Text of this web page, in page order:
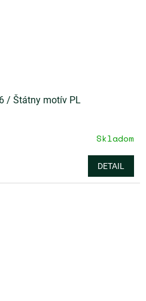
/ Štátny motív PL
Skladom
DETAIL